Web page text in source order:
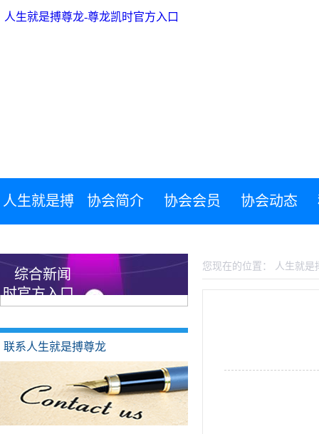
人生就是搏尊龙-尊龙凯时官方入口
人生就是搏
时官方入口
协会简介 协会会员 协会动态
综合新闻
联系人生就是搏尊龙
您现在的位置： 人生就是